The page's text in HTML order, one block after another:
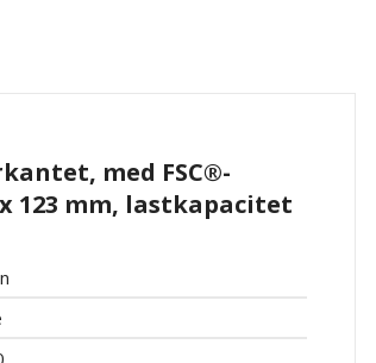
med FSC®-
x 123 mm, lastkapacitet